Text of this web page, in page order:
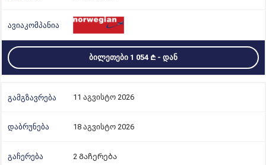
ᲑᲘᲚᲔᲗᲔᲑᲘ 1 054 - ᲓᲐᲜ
11 აგვისტო 2026
18 აგვისტო 2026
2 Გაჩერება